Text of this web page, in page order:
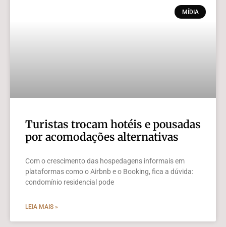
MÍDIA
Turistas trocam hotéis e pousadas
por acomodações alternativas
Com o crescimento das hospedagens informais em
plataformas como o Airbnb e o Booking, fica a dúvida:
condomínio residencial pode
LEIA MAIS »